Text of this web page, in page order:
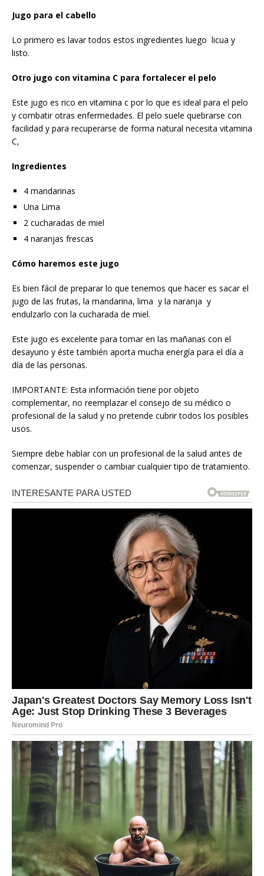
Jugo para el cabello
Lo primero es lavar todos estos ingredientes luego licua y
listo.
Otro jugo con vitamina C para fortalecer el pelo
Este jugo es rico en vitamina c por lo que es ideal para el pelo
y combatir otras enfermedades. El pelo suele quebrarse con
facilidad y para recuperarse de forma natural necesita vitamina
C,
Ingredientes
4 mandarinas
Una Lima
2 cucharadas de miel
4 naranjas frescas
Cómo haremos este jugo
Es bien fácil de preparar lo que tenemos que hacer es sacar el
jugo de las frutas, la mandarina, lima y la naranja y
endulzarlo con la cucharada de miel.
Este jugo es excelente para tomar en las mañanas con el
desayuno y éste también aporta mucha energía para el día a
día de las personas.
IMPORTANTE: Esta información tiene por objeto
complementar, no reemplazar el consejo de su médico o
profesional de la salud y no pretende cubrir todos los posibles
usos.
Siempre debe hablar con un profesional de la salud antes de
comenzar, suspender o cambiar cualquier tipo de tratamiento.